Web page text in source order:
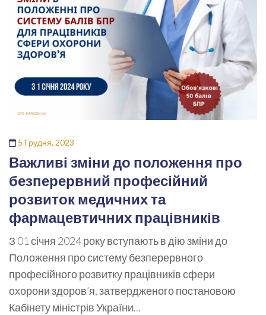
5 Грудня, 2023
Важливі зміни до положення про
безперервний професійний
розвиток медичних та
фармацевтичних працівників
З 01 січня 2024 року вступають в дію зміни до
Положення про систему безперервного
професійного розвитку працівників сфери
охорони здоров’я, затвердженого постановою
Кабінету міністрів України...